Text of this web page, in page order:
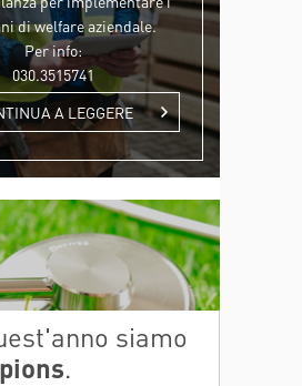
di welfare aziendale.
Per info:
030.3515741
A LEGGERE
siamo
.